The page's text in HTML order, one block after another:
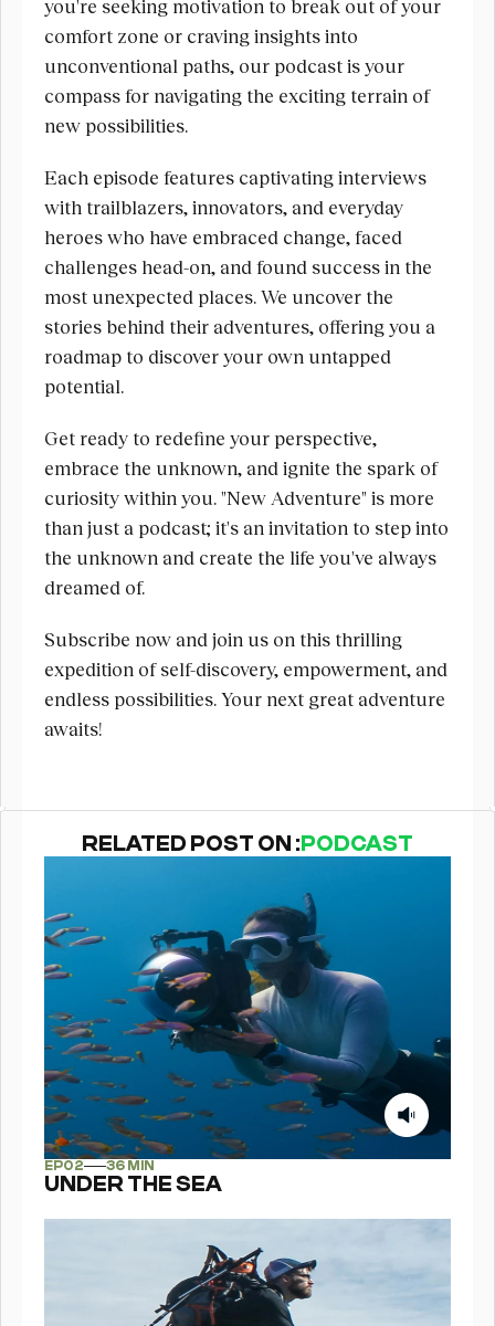
you're seeking motivation to break out of your
comfort zone or craving insights into
unconventional paths, our podcast is your
compass for navigating the exciting terrain of
new possibilities.
Each episode features captivating interviews
with trailblazers, innovators, and everyday
heroes who have embraced change, faced
challenges head-on, and found success in the
most unexpected places. We uncover the
stories behind their adventures, offering you a
roadmap to discover your own untapped
potential.
Get ready to redefine your perspective,
embrace the unknown, and ignite the spark of
curiosity within you. "New Adventure" is more
than just a podcast; it's an invitation to step into
the unknown and create the life you've always
dreamed of.
Subscribe now and join us on this thrilling
expedition of self-discovery, empowerment, and
endless possibilities. Your next great adventure
awaits!
RELATED POST ON :PODCAST
EPS02
EP02 36 MIN
UNDER THE SEA